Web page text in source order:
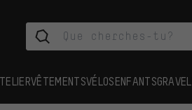
VÊTEMENTSVÉLOSENFANTSGRAVEL